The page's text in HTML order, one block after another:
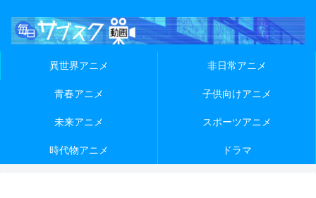
異世界アニメ 非日常アニメ
青春アニメ 子供向けアニメ
未来アニメ スポーツアニメ
時代物アニメ ドラマ